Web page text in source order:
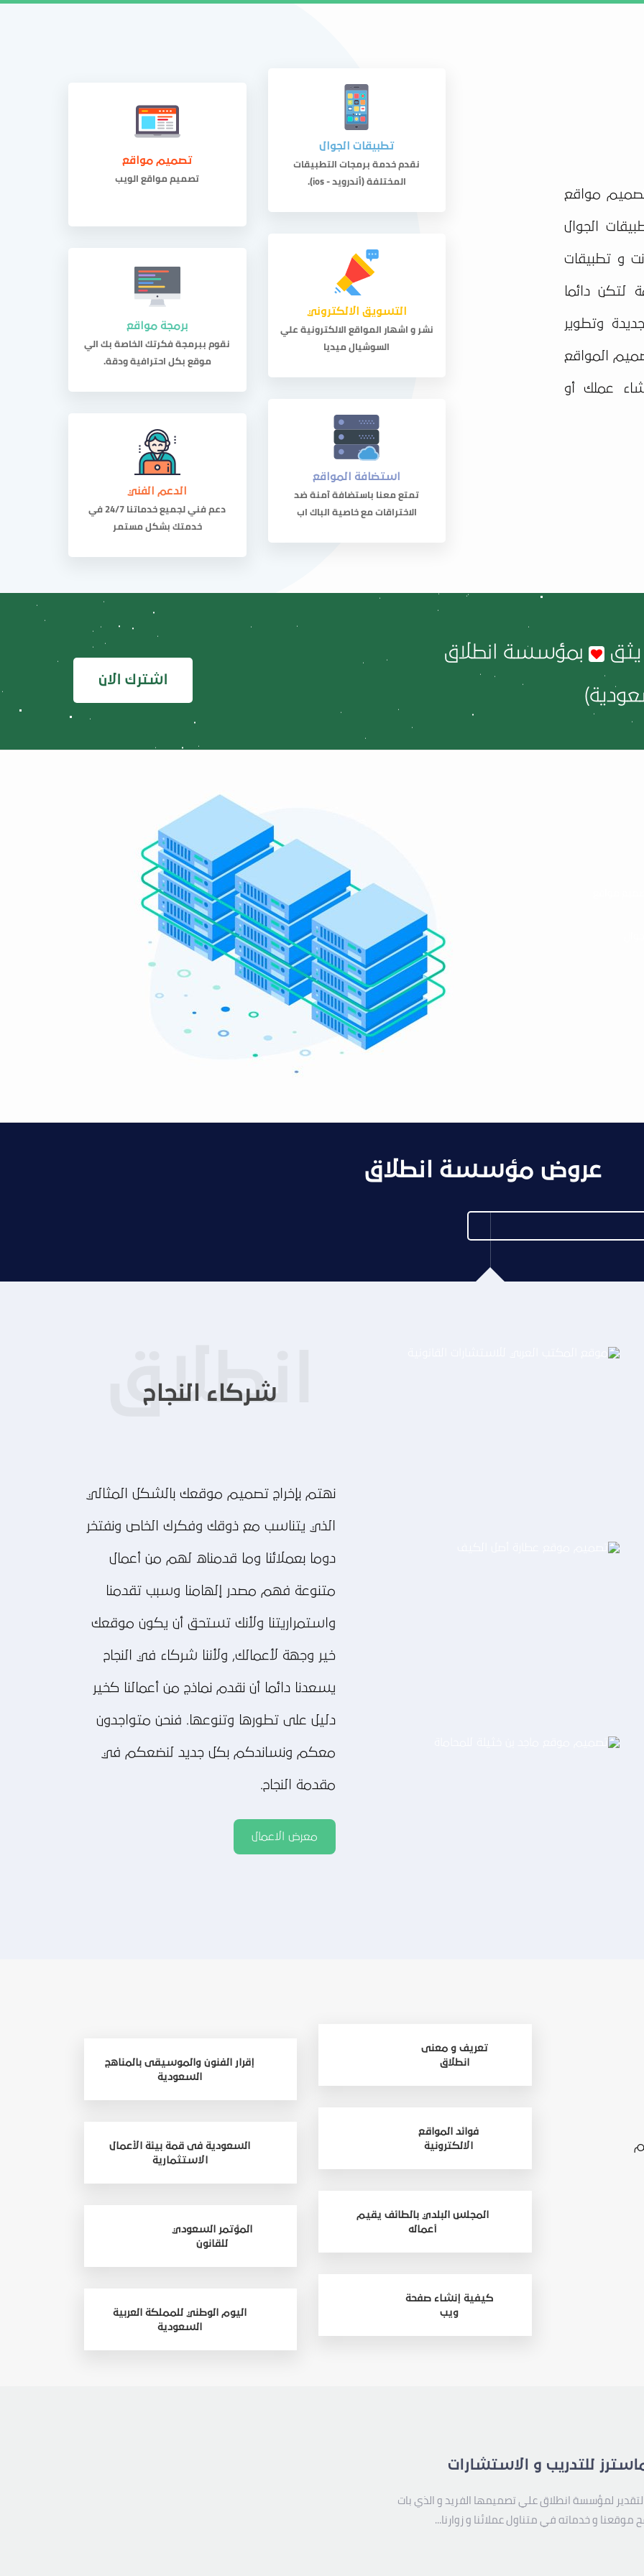
مواقع
الجوال
و تطبيقات
لتكن دائما
وتطوير
المواقع
عملك أو
تطبيقات الجوال
نقدم خدمة برمجات التطبيقات
المختلفة (أندرويد - ios).
تصميم مواقع
تصميم مواقع الويب
التسويق الالكتروني
نشر و اشهار المواقع الالكترونية علي
السوشيال ميديا
برمجة مواقع
نقوم ببرمجة فكرتك الخاصة بك الي
موقع بكل احترافية ودقة.
استضافة المواقع
تمتع معنا باستضافة آمنة ضد
الاختراقات مع خاصية الباك اب
الدعم الفني
دعم فني لجميع خدماتنا 24/7 في
خدمتك بشكل مستمر
بمؤسسة انطلاق
اشترك الان
عروض مؤسسة انطلاق
شركاء النجاح
نهتم بإخراج تصميم موقعك بالشكل المثالي
الذي يتناسب مع ذوقك وفكرك الخاص ونفتخر
دوما بعملائنا وما قدمناه لهم من أعمال
متنوعة فهم مصدر إلهامنا وسبب تقدمنا
واستمراريتنا ولأنك تستحق أن يكون موقعك
خير وجهة لأعمالك, ولأننا شركاء في النجاح
يسعدنا دائما أن نقدم نماذج من أعمالنا كخير
دليل على تطورها وتنوعها. فنحن متواجدون
معكم ونساندكم بكل جديد لنضعكم في
مقدمة النجاح.
معرض الاعمال
تعريف و معنى
انطلاق
إقرار الفنون والموسيقى بالمناهج
السعودية
فوائد المواقع
الالكترونية
السعودية فى قمة بيئة الأعمال
الاستثمارية
المجلس البلدي بالطائف يقيم
أعماله
المؤتمر السعودي
للقانون
كيفية إنشاء صفحة
ويب
اليوم الوطني للمملكة العربية
السعودية
للتدريب و الاستشارات
لمؤسسة انطلاق علي تصميمها الفريد و الذي بات
موقعنا و خدماته في متناول عملائنا و زوارنا...